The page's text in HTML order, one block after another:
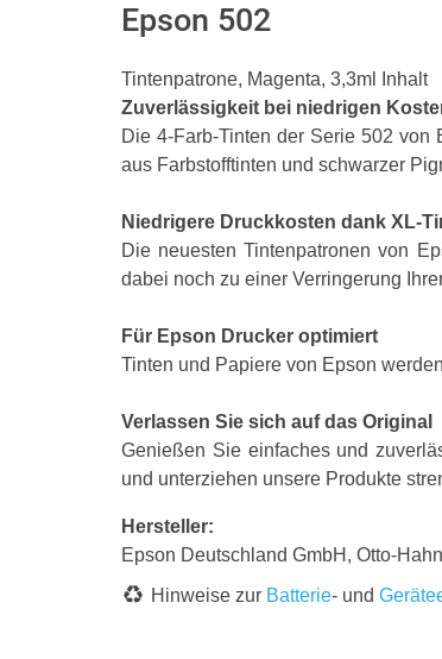
Epson 502
Tintenpatrone, Magenta, 3,3ml Inhalt
Zuverlässigkeit bei niedrigen
Die 4-Farb-Tinten der Serie 502
aus Farbstofftinten und schwarzer
Niedrigere Druckkosten dank XL-
Die neuesten Tintenpatronen von
dabei noch zu einer Verringerung
Für Epson Drucker optimiert
Tinten und Papiere von Epson
Verlassen Sie sich auf das Original
Genießen Sie einfaches und
und unterziehen unsere Produkte
Hersteller:
Epson Deutschland GmbH, Otto-
Hinweise zur Batterie- und